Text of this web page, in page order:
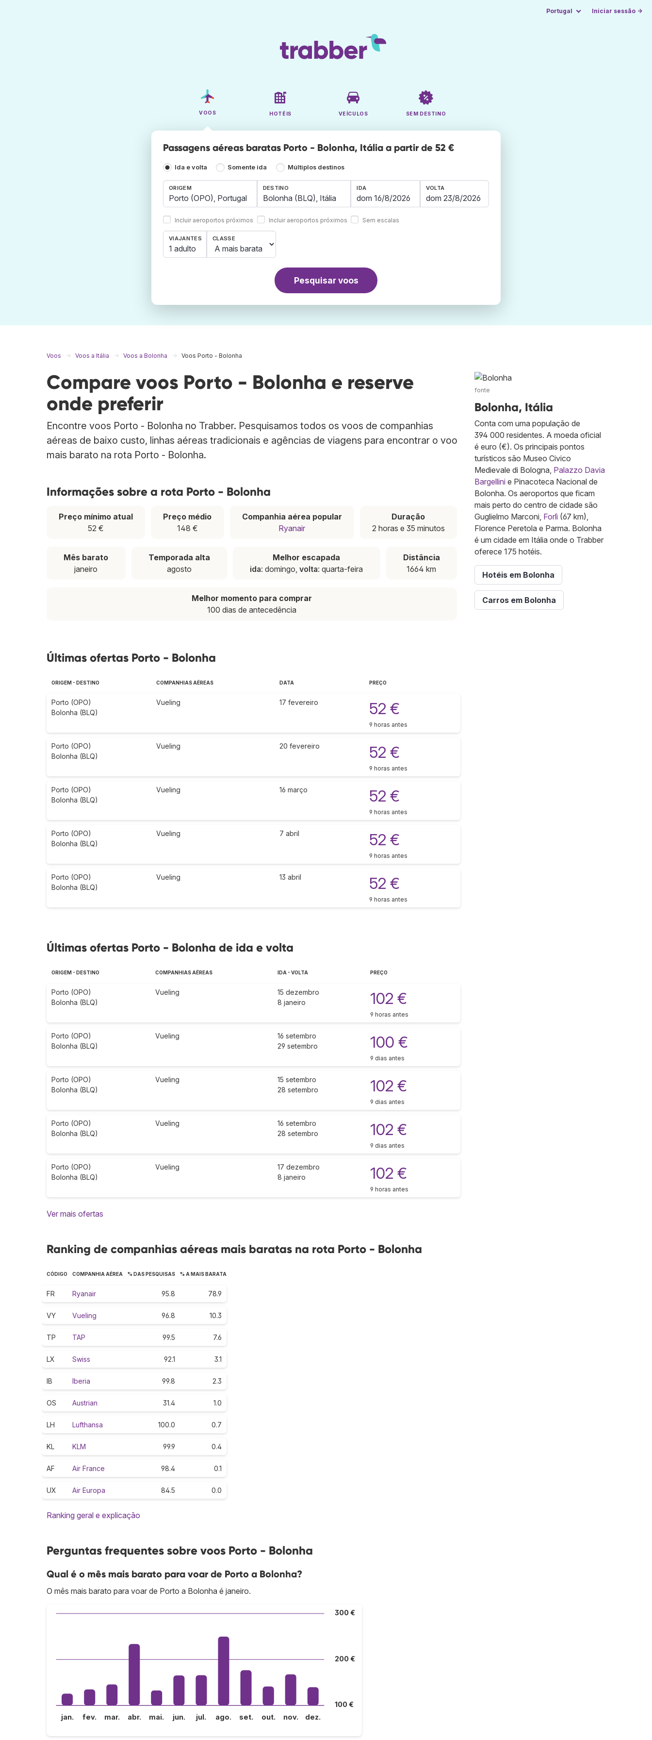
Portugal Iniciar sessão →
VOOS HOTÉIS VEÍCULOS SEM DESTINO
Passagens aéreas baratas Porto - Bolonha, Itália a partir de 52 €
Ida e volta Somente ida Múltiplos destinos
ORIGEM
Incluir aeroportos próximos
DESTINO
Incluir aeroportos próximos
IDA VOLTA
Sem escalas
VIAJANTES
1 adulto
CLASSE
Pesquisar voos
Voos Voos a Itália Voos a Bolonha Voos Porto - Bolonha
Compare voos Porto - Bolonha e reserve
onde preferir
Encontre voos Porto - Bolonha no Trabber. Pesquisamos todos os voos de companhias
aéreas de baixo custo, linhas aéreas tradicionais e agências de viagens para encontrar o voo
mais barato na rota Porto - Bolonha.
Informações sobre a rota Porto - Bolonha
Preço mínimo atual
52 €
Preço médio
148 €
Companhia aérea popular
Ryanair
Duração
2 horas e 35 minutos
Mês barato
janeiro
Temporada alta
agosto
Melhor escapada
ida: domingo,volta: quarta-feira
Distância
1664 km
Melhor momento para comprar
100 dias de antecedência
Últimas ofertas Porto - Bolonha
ORIGEM - DESTINO COMPANHIAS AÉREAS DATA PREÇO
Porto (OPO)
Bolonha (BLQ)
Vueling 17 fevereiro 52 €
9 horas antes
Porto (OPO)
Bolonha (BLQ)
Vueling 20 fevereiro 52 €
9 horas antes
Porto (OPO)
Bolonha (BLQ)
Vueling 16 março 52 €
9 horas antes
Porto (OPO)
Bolonha (BLQ)
Vueling 7 abril 52 €
9 horas antes
Porto (OPO)
Bolonha (BLQ)
Vueling 13 abril 52 €
9 horas antes
Últimas ofertas Porto - Bolonha de ida e volta
ORIGEM - DESTINO COMPANHIAS AÉREAS IDA - VOLTA PREÇO
Porto (OPO)
Bolonha (BLQ)
Vueling
15 dezembro
8 janeiro
102 €
9 horas antes
Porto (OPO)
Bolonha (BLQ)
Vueling
16 setembro
29 setembro
100 €
9 dias antes
Porto (OPO)
Bolonha (BLQ)
Vueling
15 setembro
28 setembro
102 €
9 dias antes
Porto (OPO)
Bolonha (BLQ)
Vueling
16 setembro
28 setembro
102 €
9 dias antes
Porto (OPO)
Bolonha (BLQ)
Vueling
17 dezembro
8 janeiro
102 €
9 horas antes
Ver mais ofertas
Ranking de companhias aéreas mais baratas na rota Porto - Bolonha
CÓDIGO COMPANHIA AÉREA % DAS PESQUISAS % A MAIS BARATA
FR Ryanair 95.8 78.9
VY Vueling 96.8 10.3
TP TAP 99.5 7.6
LX Swiss 92.1 3.1
IB Iberia 99.8 2.3
OS Austrian 31.4 1.0
LH Lufthansa 100.0 0.7
KL KLM 99.9 0.4
AF Air France 98.4 0.1
UX Air Europa 84.5 0.0
Ranking geral e explicação
Perguntas frequentes sobre voos Porto - Bolonha
Qual é o mês mais barato para voar de Porto a Bolonha?
O mês mais barato para voar de Porto a Bolonha é janeiro.
100 €
200 €
300 €
jan. fev. mar. abr. mai. jun. jul. ago. set. out. nov. dez.
fonte
Bolonha, Itália
Conta com uma população de
394 000 residentes. A moeda oficial
é euro (€). Os principais pontos
turísticos são Museo Civico
Medievale di Bologna, Palazzo Davia
Bargellini e Pinacoteca Nacional de
Bolonha. Os aeroportos que ficam
mais perto do centro de cidade são
Guglielmo Marconi, Forlì (67 km),
Florence Peretola e Parma. Bolonha
é um cidade em Itália onde o Trabber
oferece 175 hotéis.
Hotéis em Bolonha
Carros em Bolonha